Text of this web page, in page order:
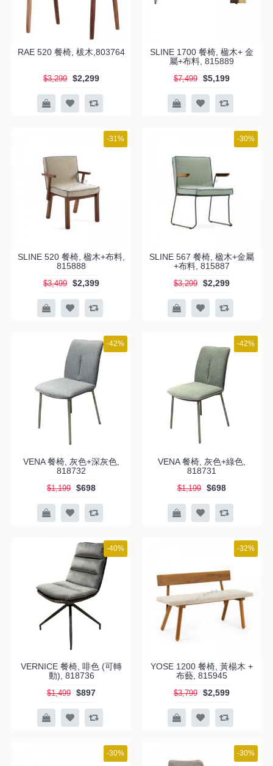
RAE 520 餐椅, 柭木,803764
$3,299 $2,299
SLINE 1700 餐椅, 楹木+ 金
屬+布料, 815889
$7,499 $5,199
-31%
SLINE 520 餐椅, 楹木+布料,
815888
$3,499 $2,399
-30%
SLINE 567 餐椅, 楹木+金屬
+布料, 815887
$3,299 $2,299
-42%
VENA 餐椅, 灰色+深灰色,
818732
$1,199 $698
-42%
VENA 餐椅, 灰色+綠色,
818731
$1,199 $698
-40%
VERNICE 餐椅, 啡色 (可轉
動), 818736
$1,499 $897
-32%
YOSE 1200 餐椅, 黃楊木 +
布藝, 815945
$3,799 $2,599
-30% -30%